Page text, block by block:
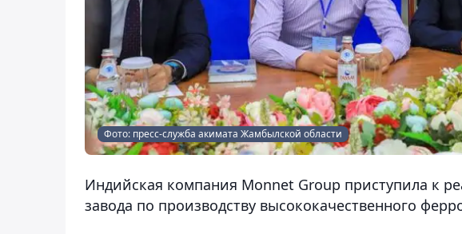
Фото: пресс-служба акимата Жамбылской области
Индийская компания Monnet Group приступила к
завода по производству высококачественного